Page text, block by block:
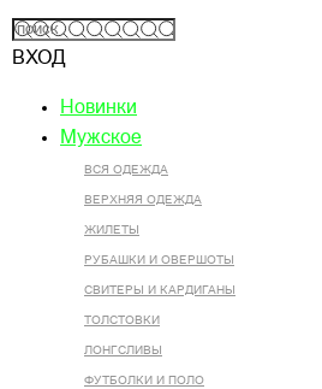
ВХОД
Новинки
Мужское
ВСЯ ОДЕЖДА
ВЕРХНЯЯ ОДЕЖДА
ЖИЛЕТЫ
РУБАШКИ И ОВЕРШОТЫ
СВИТЕРЫ И КАРДИГАНЫ
ТОЛСТОВКИ
ЛОНГСЛИВЫ
ФУТБОЛКИ И ПОЛО